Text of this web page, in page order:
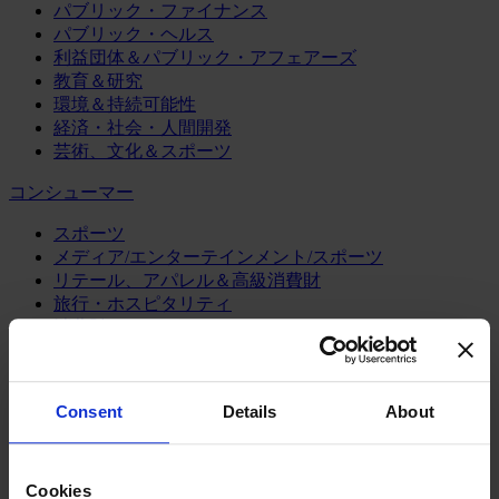
Consent Details About
Cookies
パブリック・ファイナンス
パブリック・ヘルス
利益団体＆パブリック・アフェアーズ
教育＆研究
環境＆持続可能性
経済・社会・人間開発
芸術、文化＆スポーツ
コンシューマー
スポーツ
メディア/エンターテインメント/スポーツ
リテール、アパレル＆高級消費財
旅行・ホスピタリティ
エネルギー